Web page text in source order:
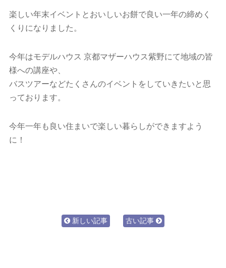
楽しい年末イベントとおいしいお餅で良い一年の締めく
くりになりました。
今年はモデルハウス 京都マザーハウス紫野にて地域の皆
様への講座や、
バスツアーなどたくさんのイベントをしていきたいと思
っております。
今年一年も良い住まいで楽しい暮らしができますよう
に！
新しい記事 古い記事